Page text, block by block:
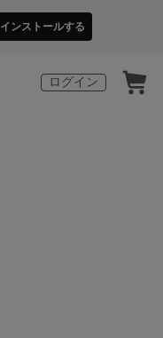
インストールする
ログイン